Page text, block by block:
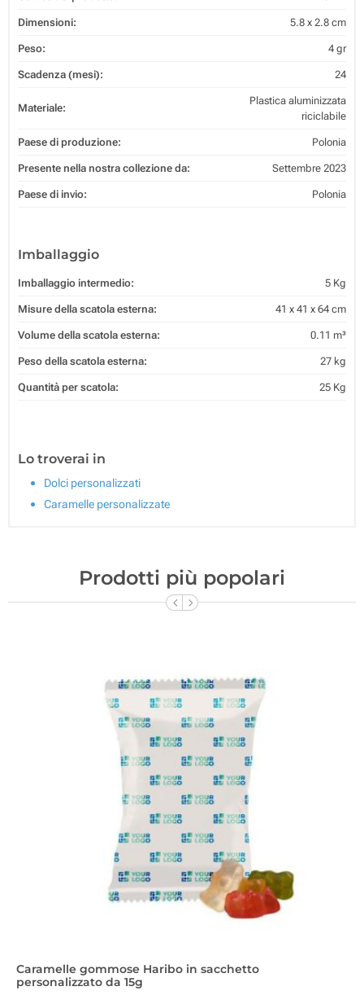
Dimensioni: 5.8 x 2.8 cm
Peso: 4 gr
Scadenza (mesi): 24
Materiale:
Plastica aluminizzata
riciclabile
Paese di produzione: Polonia
Presente nella nostra collezione da: Settembre 2023
Paese di invio: Polonia
Imballaggio
Imballaggio intermedio: 5 Kg
Misure della scatola esterna: 41 x 41 x 64 cm
Volume della scatola esterna: 0.11 m³
Peso della scatola esterna: 27 kg
Quantità per scatola: 25 Kg
Lo troverai in
Dolci personalizzati
Caramelle personalizzate
Prodotti più popolari
Caramelle gommose Haribo in sacchetto
personalizzato da 15g